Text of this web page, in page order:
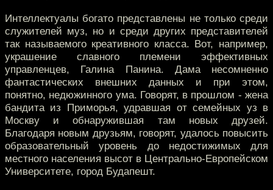
Интеллектуалы богато представлены не только среди
служителей муз, но и среди других представителей
так называемого креативного класса. Вот, например,
украшение славного племени эффективных
управленцев, Галина Панина. Дама несомненно
фантастических внешних данных и при этом,
понятно, недюжинного ума. Говорят, в прошлом - жена
бандита из Приморья, удравшая от семейных уз в
Москву и обнаружившая там новых друзей.
Благодаря новым друзьям, говорят, удалось повысить
образовательный уровень до недостижимых для
местного населения высот в Центрально-Европейском
Университете, город Будапешт.